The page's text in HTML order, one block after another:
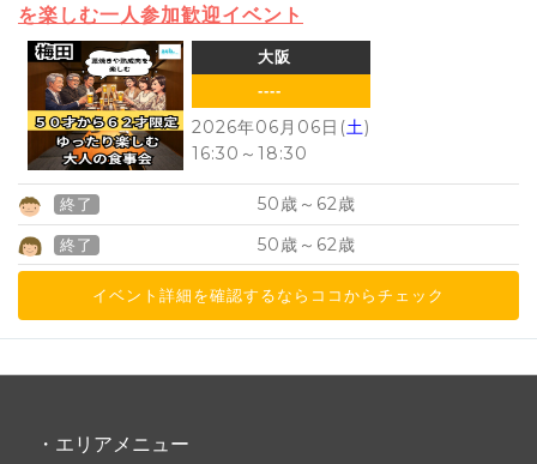
を楽しむ一人参加歓迎イベント
大阪
----
2026年06月06日(土)
16:30 ～ 18:30
終了 50歳～ 62歳
終了 50歳～ 62歳
イベント詳細を確認するならココからチェック
・エリアメニュー